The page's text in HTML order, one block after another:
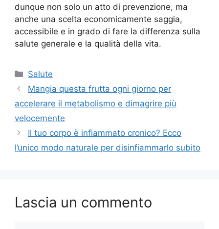
dunque non solo un atto di prevenzione, ma
anche una scelta economicamente saggia,
accessibile e in grado di fare la differenza sulla
salute generale e la qualità della vita.
Categorie
Salute
Mangia questa frutta ogni giorno per
accelerare il metabolismo e dimagrire più
velocemente
Il tuo corpo è infiammato cronico? Ecco
l’unico modo naturale per disinfiammarlo subito
Lascia un commento